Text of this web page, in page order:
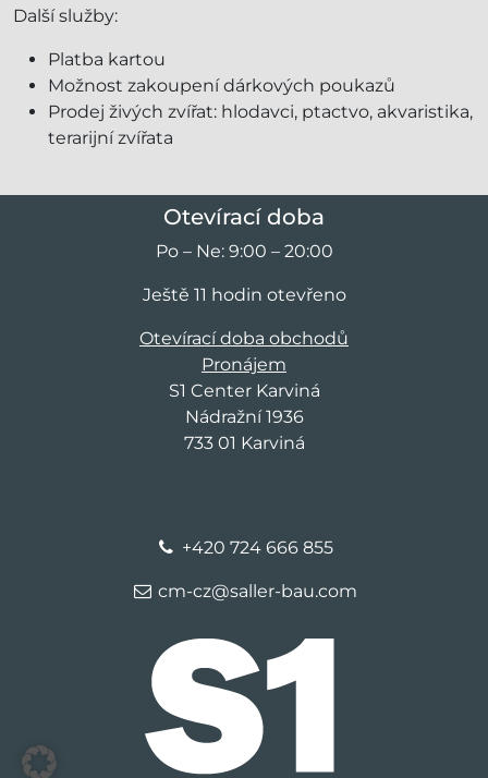
Další služby:
Platba kartou
Možnost zakoupení dárkových poukazů
Prodej živých zvířat: hlodavci, ptactvo, akvaristika,
terarijní zvířata
Otevírací doba
Po – Ne: 9:00 – 20:00
Ještě 11 hodin otevřeno
Otevírací doba obchodů
Pronájem
S1 Center Karviná
Nádražní 1936
733 01 Karviná
+420 724 666 855
cm-cz@saller-bau.com